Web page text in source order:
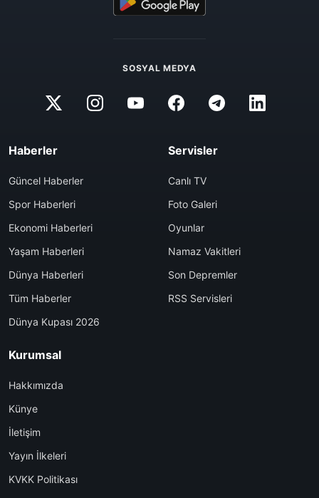
SOSYAL MEDYA
Haberler
Güncel Haberler
Spor Haberleri
Ekonomi Haberleri
Yaşam Haberleri
Dünya Haberleri
Tüm Haberler
Dünya Kupası 2026
Servisler
Canlı TV
Foto Galeri
Oyunlar
Namaz Vakitleri
Son Depremler
RSS Servisleri
Kurumsal
Hakkımızda
Künye
İletişim
Yayın İlkeleri
KVKK Politikası